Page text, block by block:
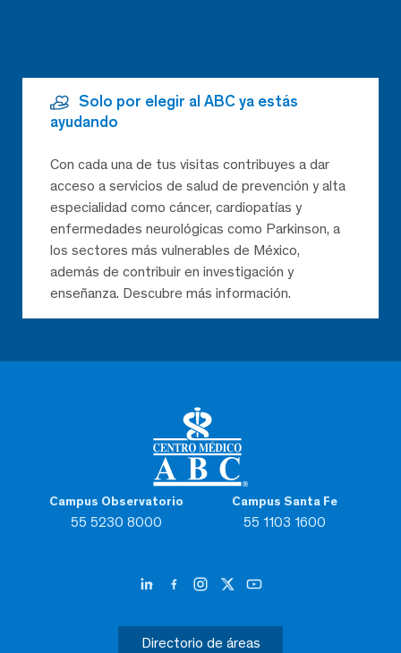
Campus Observatorio
55 5230 8000
Campus Santa Fe
55 1103 1600
Directorio de áreas
Solo por elegir al ABC ya estás
ayudando
Con cada una de tus visitas contribuyes a dar
acceso a servicios de salud de prevención y alta
especialidad como cáncer, cardiopatías y
enfermedades neurológicas como Parkinson, a
los sectores más vulnerables de México,
además de contribuir en investigación y
enseñanza. Descubre más información.